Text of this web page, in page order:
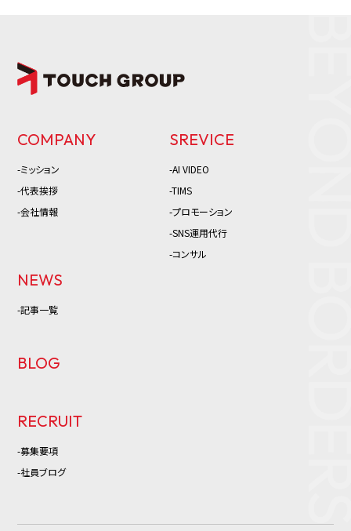
COMPANY
-ミッション
-代表挨拶
-会社情報
SREVICE
-AI VIDEO
-TIMS
-プロモーション
-SNS運用代行
-コンサル
NEWS
-記事一覧
BLOG
RECRUIT
-募集要項
-社員ブログ